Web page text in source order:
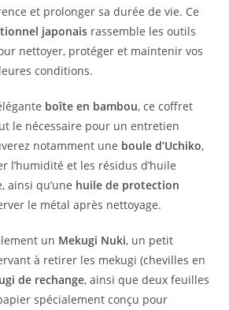
et prolonger sa durée de vie. Ce
japonais rassemble les outils
nettoyer, protéger et maintenir vos
conditions.
boîte en bambou, ce coffret
le nécessaire pour un entretien
notamment une boule d’Uchiko,
l’humidité et les résidus d’huile
ainsi qu’une huile de protection
le métal après nettoyage.
un Mekugi Nuki, un petit
à retirer les mekugi (chevilles en
de rechange, ainsi que deux feuilles
spécialement conçu pour